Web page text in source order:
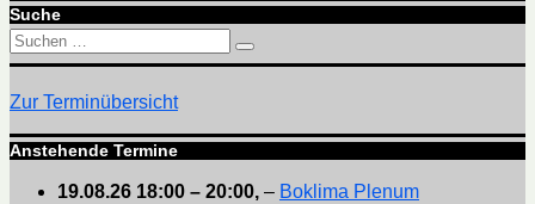
Suche
Suchen
nach:
Suchen
Zur Terminübersicht
Anstehende Termine
19.08.26 18:00 – 20:00, – Boklima Plenum